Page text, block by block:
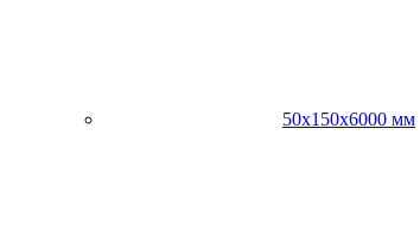
50х150х6000 мм